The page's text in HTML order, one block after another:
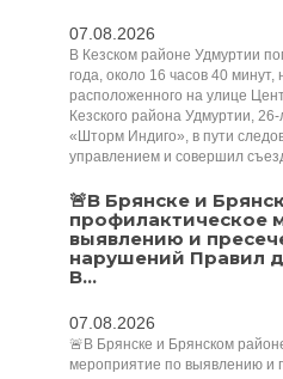
07.08.2026
В Кезском районе Удмуртии
года, около 16 часов 40
расположенного на улице
Кезского района Удмуртии,
«Шторм Индиго», в пути
управлением и совершил
🚨В Брянске и
профилактическое
выявлению и
нарушений Правил
В...
07.08.2026
🚨В Брянске и Брянском
мероприятие по выявлению и